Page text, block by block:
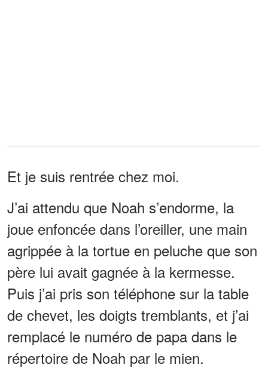
Et je suis rentrée chez moi.
J’ai attendu que Noah s’endorme, la
joue enfoncée dans l’oreiller, une main
agrippée à la tortue en peluche que son
père lui avait gagnée à la kermesse.
Puis j’ai pris son téléphone sur la table
de chevet, les doigts tremblants, et j’ai
remplacé le numéro de papa dans le
répertoire de Noah par le mien.